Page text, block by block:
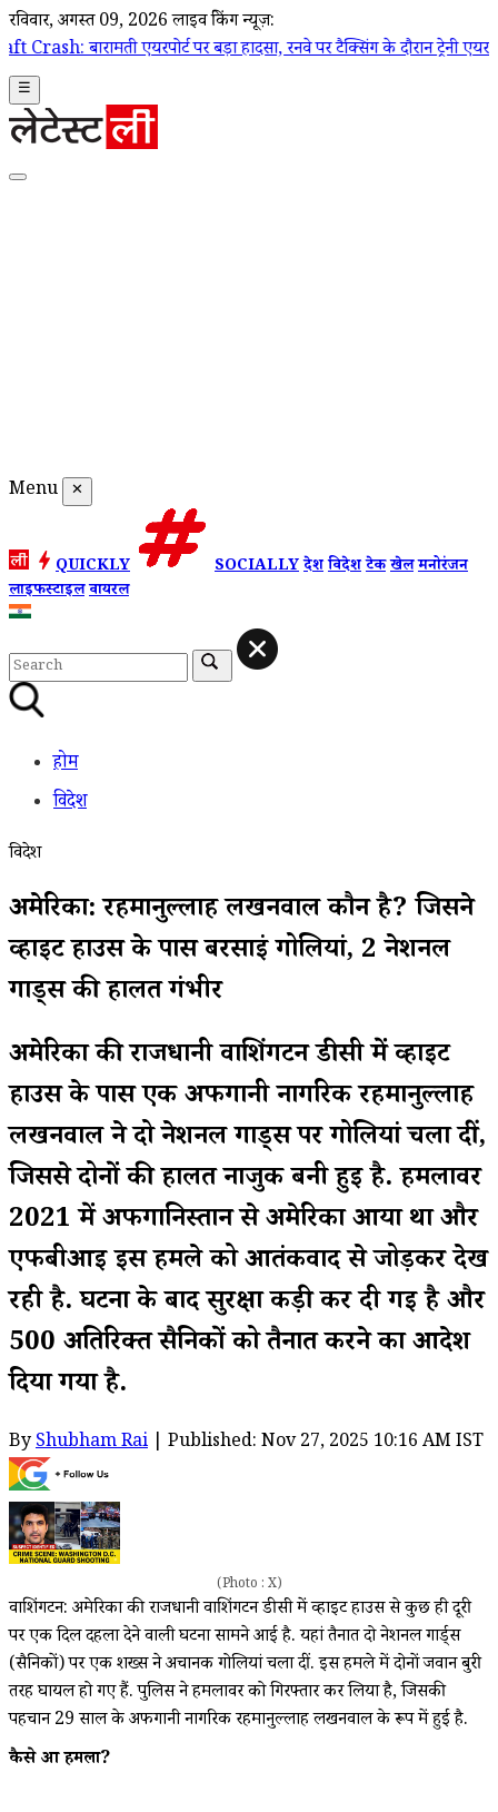
रविवार, अगस्त 09, 2026 लाइव ब्रेकिंग न्यूज़:
एयरपोर्ट पर बड़ा हादसा, रनवे पर टैक्सिंग के दौरान ट्रेनी एयरक्राफ्ट क्रैश
☰
Menu ✕
QUICKLY SOCIALLYदेशविदेशटेकखेलमनोरंजन
लाइफस्टाइलवायरल
होम
विदेश
विदेश
अमेरिका: रहमानुल्लाह लखनवाल कौन है? जिसने
व्हाइट हाउस के पास बरसाईं गोलियां, 2 नेशनल
गार्ड्स की हालत गंभीर
अमेरिका की राजधानी वाशिंगटन डीसी में व्हाइट
हाउस के पास एक अफगानी नागरिक रहमानुल्लाह
लखनवाल ने दो नेशनल गार्ड्स पर गोलियां चला दीं,
जिससे दोनों की हालत नाजुक बनी हुई है. हमलावर
2021 में अफगानिस्तान से अमेरिका आया था और
एफबीआई इस हमले को आतंकवाद से जोड़कर देख
रही है. घटना के बाद सुरक्षा कड़ी कर दी गई है और
500 अतिरिक्त सैनिकों को तैनात करने का आदेश
दिया गया है.
ByShubham Rai | Published: Nov 27, 2025 10:16 AM IST
(Photo : X)
वाशिंगटन: अमेरिका की राजधानी वाशिंगटन डीसी में व्हाइट हाउस से कुछ ही दूरी
पर एक दिल दहला देने वाली घटना सामने आई है. यहां तैनात दो नेशनल गार्ड्स
(सैनिकों) पर एक शख्स ने अचानक गोलियां चला दीं. इस हमले में दोनों जवान बुरी
तरह घायल हो गए हैं. पुलिस ने हमलावर को गिरफ्तार कर लिया है, जिसकी
पहचान 29 साल के अफगानी नागरिक रहमानुल्लाह लखनवाल के रूप में हुई है.
कैसे हुआ हमला?